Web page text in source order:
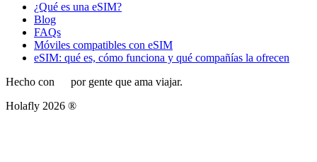
¿Qué es una eSIM?
Blog
FAQs
Móviles compatibles con eSIM
eSIM: qué es, cómo funciona y qué compañías la ofrecen
Hecho con
por gente que ama viajar.
Holafly 2026 ®